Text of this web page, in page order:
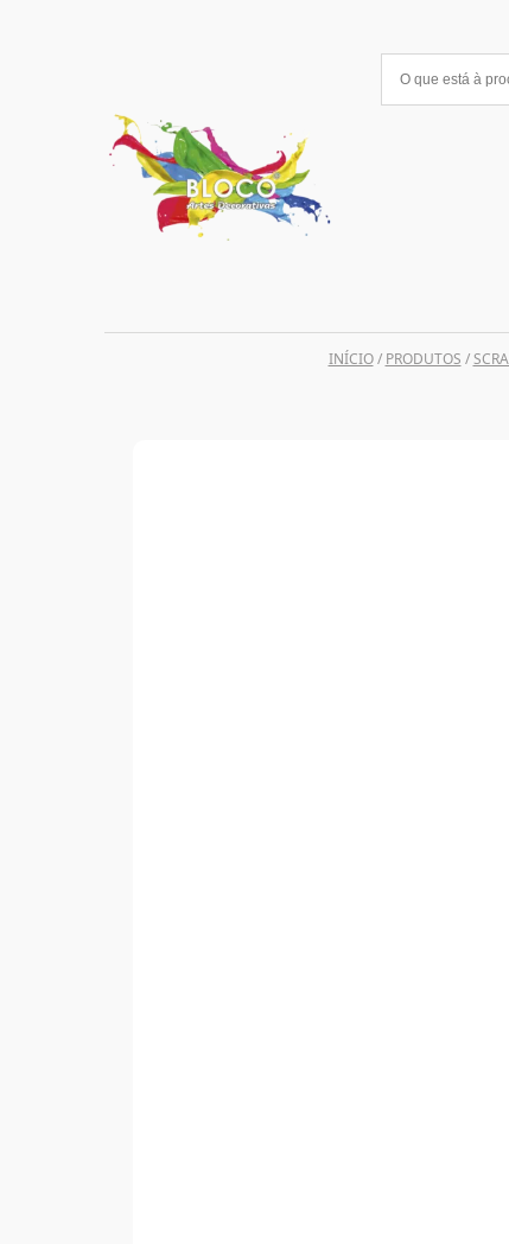
INÍCIO/ PRODUTOS /